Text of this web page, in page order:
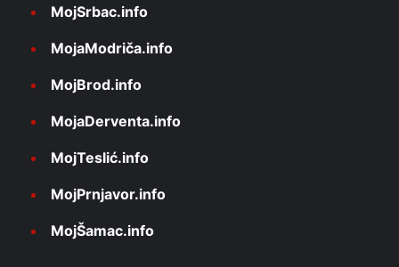
MojSrbac.info
MojaModriča.info
MojBrod.info
MojaDerventa.info
MojTeslić.info
MojPrnjavor.info
MojŠamac.info